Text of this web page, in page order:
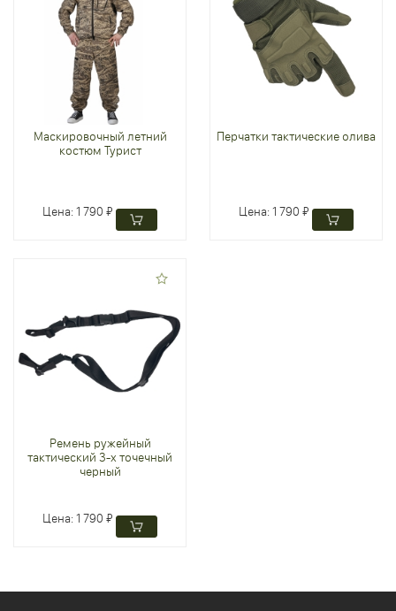
Маскировочный летний
костюм Турист
Цена:1 790 ₽
Перчатки тактические олива
Цена:1 790 ₽
Ремень ружейный
тактический 3-х точечный
черный
Цена:1 790 ₽